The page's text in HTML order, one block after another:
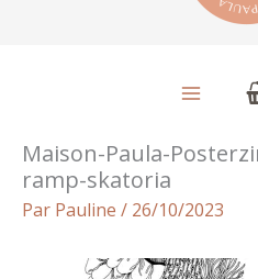
Maison-Paula-
ramp-skatoria
Par Pauline / 26/10/2023